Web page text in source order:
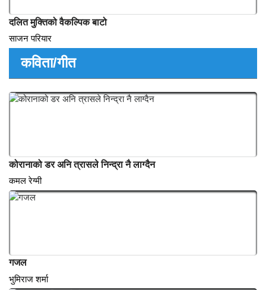
यहुदी समाजले बदलेको जीवन
दिपिका भुसाल:
साजन परियार
कविता/गीत
कोरानाको डर अनि त्रासले निन्द्रा नै लाग्दैन